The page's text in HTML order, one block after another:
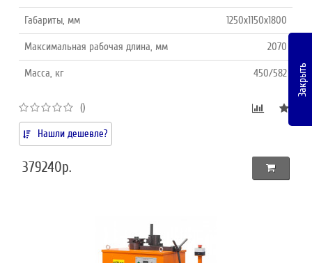
Габариты, мм 1250x1150x1800
Максимальная рабочая длина, мм 2070
Масса, кг 450/582
()
Нашли дешевле?
379240р.
Закрыть